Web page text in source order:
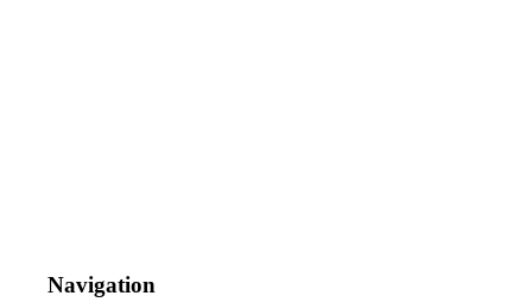
Navigation